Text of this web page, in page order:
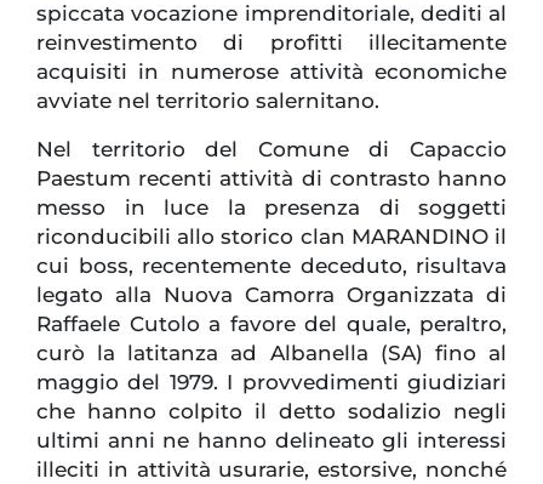
spiccata vocazione imprenditoriale, dediti al
reinvestimento di profitti illecitamente
acquisiti in numerose attività economiche
avviate nel territorio salernitano.
Nel territorio del Comune di Capaccio
Paestum recenti attività di contrasto hanno
messo in luce la presenza di soggetti
riconducibili allo storico clan MARANDINO il
cui boss, recentemente deceduto, risultava
legato alla Nuova Camorra Organizzata di
Raffaele Cutolo a favore del quale, peraltro,
curò la latitanza ad Albanella (SA) fino al
maggio del 1979. I provvedimenti giudiziari
che hanno colpito il detto sodalizio negli
ultimi anni ne hanno delineato gli interessi
illeciti in attività usurarie, estorsive, nonché